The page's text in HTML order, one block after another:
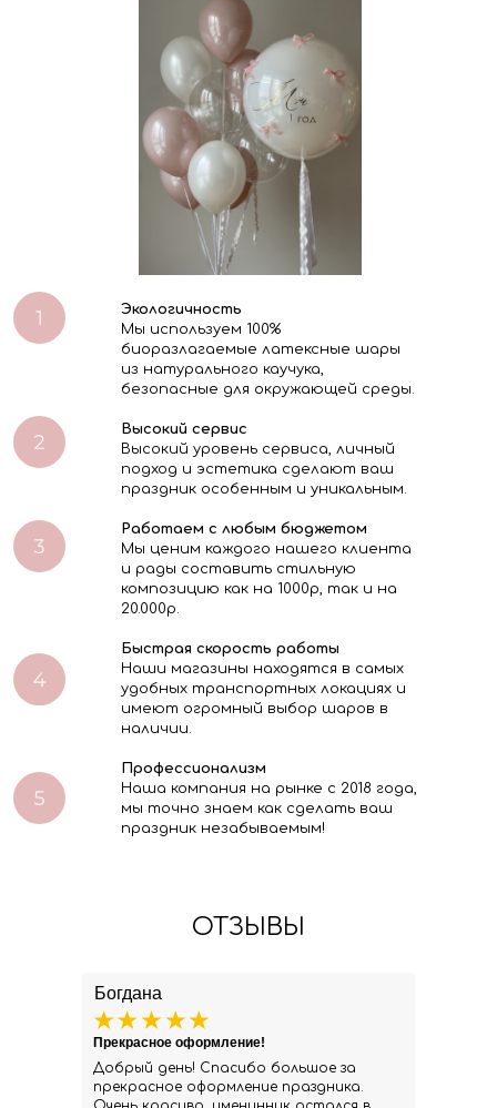
Экологичность
Мы используем 100%
биоразлагаемые латексные шары
из натурального каучука,
безопасные для окружающей среды.
Высокий сервис
Высокий уровень сервиса, личный
подход и эстетика сделают ваш
праздник особенным и уникальным.
Работаем с любым бюджетом
Мы ценим каждого нашего клиента
и рады составить стильную
композицию как на 1000р, так и на
20.000р.
Быстрая скорость работы
Наши магазины находятся в самых
удобных транспортных локациях и
имеют огромный выбор шаров в
наличии.
Профессионализм
Наша компания на рынке с 2018 года,
мы точно знаем как сделать ваш
праздник незабываемым!
ОТЗЫВЫ
Богдана
Добрый день! Спасибо большое за
прекрасное оформление праздника.
Прекрасное оформление!